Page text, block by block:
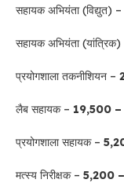
सहायक अभियंता (विद्युत) –
सहायक अभियंता (यांत्रिक)
प्रयोगशाला तकनीशियन –
लैब सहायक – 19,500 –
प्रयोगशाला सहायक –
मत्स्य निरीक्षक – 5,200